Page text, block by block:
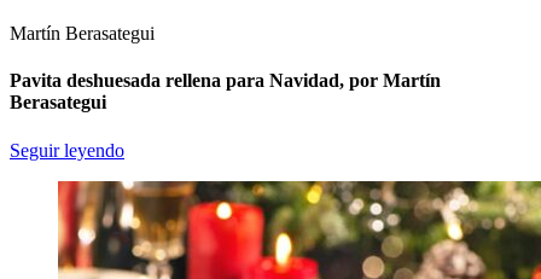
Martín Berasategui
Pavita deshuesada rellena para Navidad, por Martín
Berasategui
Seguir leyendo